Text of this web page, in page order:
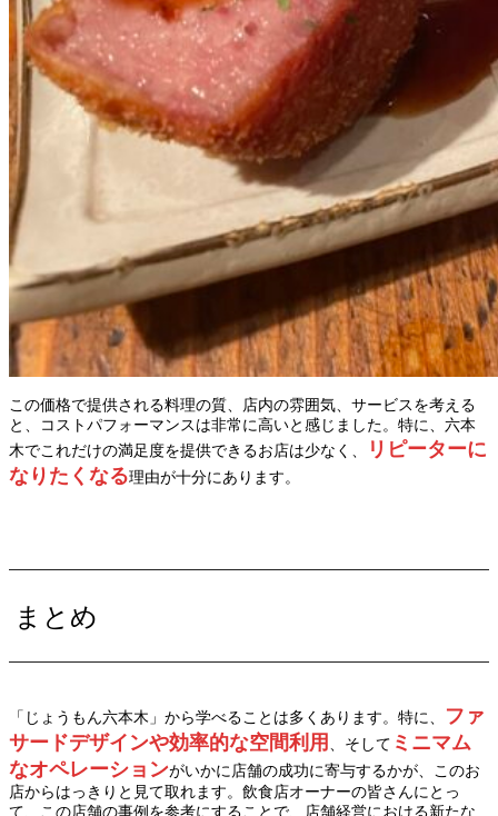
この価格で提供される料理の質、店内の雰囲気、サービスを考える
と、コストパフォーマンスは非常に高いと感じました。特に、六本
木でこれだけの満足度を提供できるお店は少なく、
リピーターに
なりたくなる理由が十分にあります。
まとめ
「じょうもん六本木」から学べることは多くあります。特に、
ファ
サードデザインや効率的な空間利用 、そして ミニマム
なオペレーションがいかに店舗の成功に寄与するかが、このお
店からはっきりと見て取れます。飲食店オーナーの皆さんにとっ
て、この店舗の事例を参考にすることで、店舗経営における新たな